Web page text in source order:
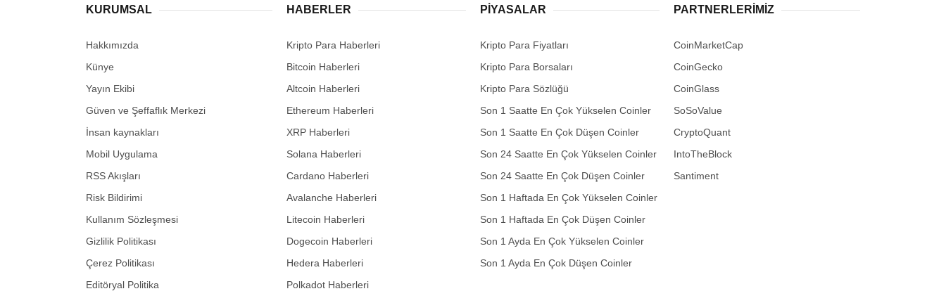
KURUMSAL
Hakkımızda
Künye
Yayın Ekibi
Güven ve Şeffaflık Merkezi
İnsan kaynakları
Mobil Uygulama
RSS Akışları
Risk Bildirimi
Kullanım Sözleşmesi
Gizlilik Politikası
Çerez Politikası
Editöryal Politika
HABERLER
Kripto Para Haberleri
Bitcoin Haberleri
Altcoin Haberleri
Ethereum Haberleri
XRP Haberleri
Solana Haberleri
Cardano Haberleri
Avalanche Haberleri
Litecoin Haberleri
Dogecoin Haberleri
Hedera Haberleri
Polkadot Haberleri
PIYASALAR
Kripto Para Fiyatları
Kripto Para Borsaları
Kripto Para Sözlüğü
Son 1 Saatte En Çok Yükselen Coinler
Son 1 Saatte En Çok Düşen Coinler
Son 24 Saatte En Çok Yükselen Coinler
Son 24 Saatte En Çok Düşen Coinler
Son 1 Haftada En Çok Yükselen Coinler
Son 1 Haftada En Çok Düşen Coinler
Son 1 Ayda En Çok Yükselen Coinler
Son 1 Ayda En Çok Düşen Coinler
PARTNERLERIMIZ
CoinMarketCap
CoinGecko
CoinGlass
SoSoValue
CryptoQuant
IntoTheBlock
Santiment